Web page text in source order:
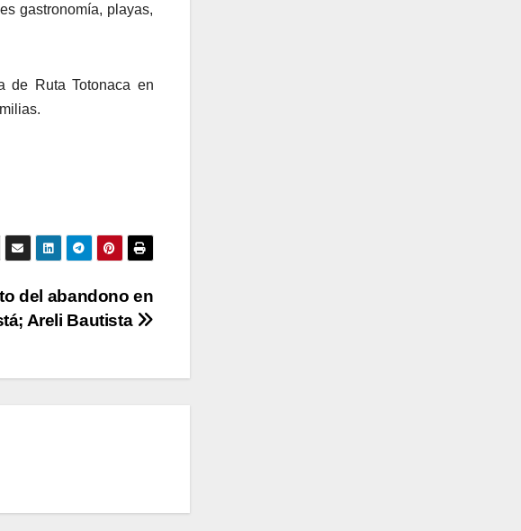
gastronomía, playas,
de Ruta Totonaca en
del abandono en
Areli Bautista